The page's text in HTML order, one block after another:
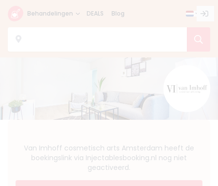
Behandelingen DEALS Blog
Van Imhoff cosmetisch arts Amsterdam heeft de
boekingslink via Injectablesbooking.nl nog niet
geactiveerd.